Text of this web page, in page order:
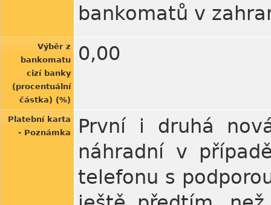
bankomatů v
Výběr z
bankomatu
cizí banky
(procentuální
částka) (%)
0,00
Platební karta
- Poznámka
První i druhá
náhradní v
telefonu s